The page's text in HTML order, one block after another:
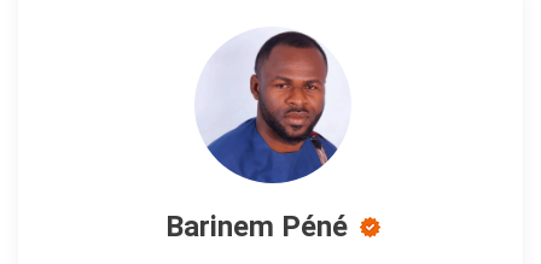
Barinem Péné